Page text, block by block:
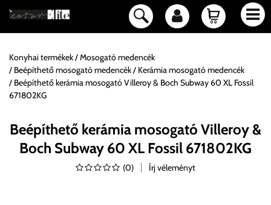
Konyhai termékek
Mosogató medencék
Beépíthető mosogató medencék
Kerámia mosogató medencék
Beépíthető kerámia mosogató Villeroy & Boch Subway 60 XL Fossil
671802KG
Beépíthető kerámia mosogató Villeroy &
Boch Subway 60 XL Fossil 671802KG
(0) Írj véleményt